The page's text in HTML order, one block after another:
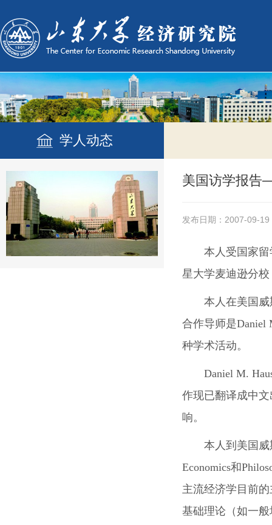
学人动态
美国访学报
发布日期：2007-09-19
本人受国家留
星大学麦迪逊分校
本人在美国
合作导师是Daniel
种学术活动。
Daniel M.
作现已翻译成中文
响。
本人到美国
Economics和
主流经济学目前
基础理论（如一